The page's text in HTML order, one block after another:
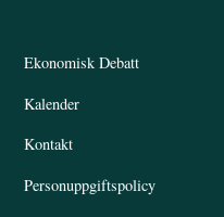
Ekonomisk Debatt
Kalender
Kontakt
Personuppgiftspolicy